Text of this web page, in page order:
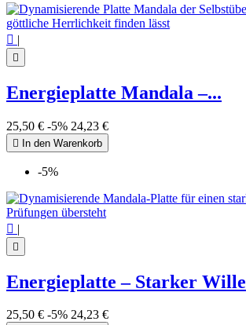
 |

Energieplatte Mandala –...
25,50 € -5% 24,23 €
 In den Warenkorb
-5%
 |

Energieplatte – Starker Wille
25,50 € -5% 24,23 €